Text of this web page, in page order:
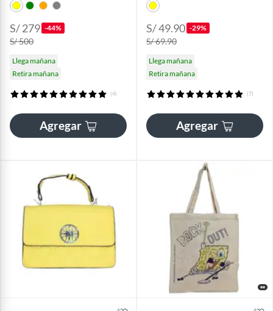
S/ 279 -44%
S/ 500
Llega mañana
Retira mañana
(4)
Agregar
S/ 49.90 -29%
S/ 69.90
Llega mañana
Retira mañana
(7)
Agregar